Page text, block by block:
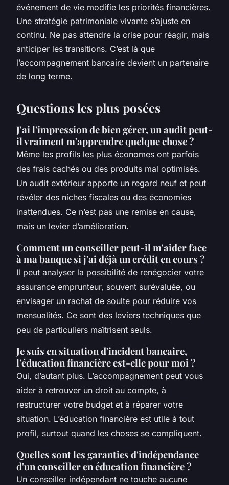
événement de vie modifie les priorités financières.
Une stratégie patrimoniale vivante s’ajuste en
continu. Ne pas attendre la crise pour réagir, mais
anticiper les transitions. C’est là que
l’accompagnement bancaire devient un partenaire
de long terme.
Questions les plus posées
J'ai l'impression de bien gérer, un audit peut-
il vraiment m'apprendre quelque chose ?
Même les profils les plus économes ont parfois
des frais cachés ou des produits mal optimisés.
Un audit extérieur apporte un regard neuf et peut
révéler des niches fiscales ou des économies
inattendues. Ce n’est pas une remise en cause,
mais un levier d’amélioration.
Comment un conseiller peut-il m'aider face
à ma banque si j'ai déjà un crédit en cours ?
Il peut analyser la possibilité de renégocier votre
assurance emprunteur, souvent surévaluée, ou
envisager un rachat de soulte pour réduire vos
mensualités. Ce sont des leviers techniques que
peu de particuliers maîtrisent seuls.
Je suis en situation d'incident bancaire,
l'éducation financière est-elle pour moi ?
Oui, d’autant plus. L’accompagnement peut vous
aider à retrouver un droit au compte, à
restructurer votre budget et à réparer votre
situation. L’éducation financière est utile à tout
profil, surtout quand les choses se compliquent.
Quelles sont les garanties d'indépendance
d'un conseiller en éducation financière ?
Un conseiller indépendant ne touche aucune